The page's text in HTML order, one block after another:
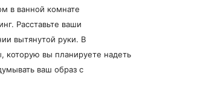
в ванной комнате
Расставьте ваши
вытянутой руки. В
вы планируете надеть
ваш образ с